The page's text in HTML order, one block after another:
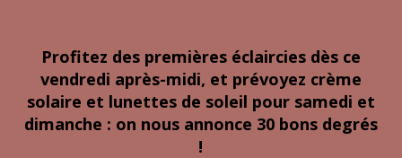
Profitez des premières éclaircies dès ce
vendredi après-midi, et prévoyez crème
solaire et lunettes de soleil pour samedi et
dimanche : on nous annonce 30 bons degrés
!